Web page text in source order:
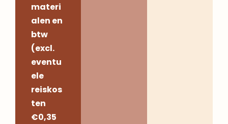
materi
alen en
btw
(excl.
eventu
ele
reiskos
ten
€0,35